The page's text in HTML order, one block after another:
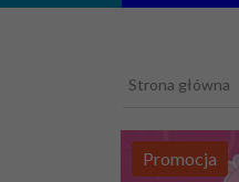
Strona główna
Promocja